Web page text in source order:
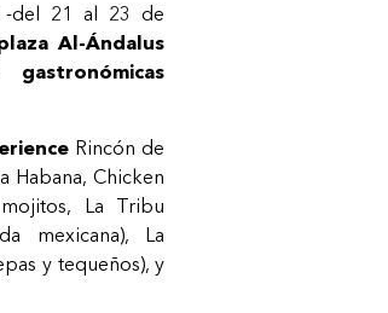
-del 21 al 23 de
Al-Ándalus
Rincón de
Habana, Chicken
La Tribu
mexicana), La
y tequeños), y